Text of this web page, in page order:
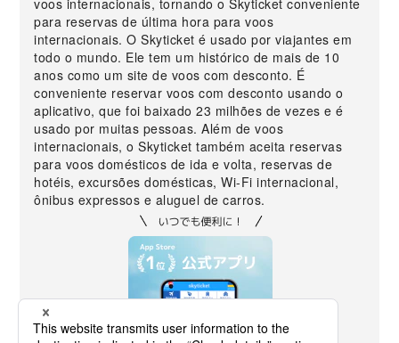
voos internacionais, tornando o Skyticket conveniente
para reservas de última hora para voos
internacionais. O Skyticket é usado por viajantes em
todo o mundo. Ele tem um histórico de mais de 10
anos como um site de voos com desconto. É
conveniente reservar voos com desconto usando o
aplicativo, que foi baixado 23 milhões de vezes e é
usado por muitas pessoas. Além de voos
internacionais, o Skyticket também aceita reservas
para voos domésticos de ida e volta, reservas de
hotéis, excursões domésticas, Wi-Fi internacional,
ônibus expressos e aluguel de carros.